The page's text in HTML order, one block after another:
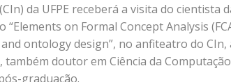
da UFPE receberá a visita do cientista
on Formal Concept Analysis
ontology design”, no anfiteatro do CIn,
doutor em Ciência da
graduação.